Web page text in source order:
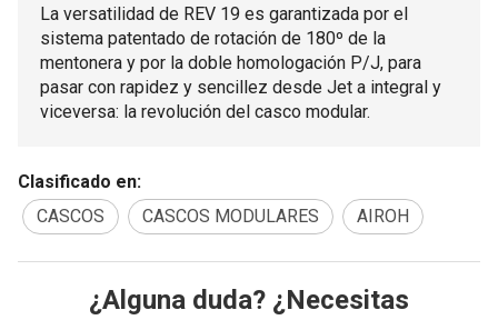
La versatilidad de REV 19 es garantizada por el
sistema patentado de rotación de 180º de la
mentonera y por la doble homologación P/J, para
pasar con rapidez y sencillez desde Jet a integral y
viceversa: la revolución del casco modular.
Clasificado en:
CASCOS
CASCOS MODULARES AIROH
¿Alguna duda? ¿Necesitas